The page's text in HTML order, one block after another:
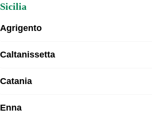
Sicilia
Agrigento
Caltanissetta
Catania
Enna